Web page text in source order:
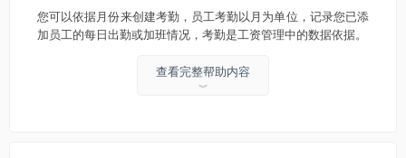
您可以依据月份来创建考勤，员工考勤以月为单位，记录您已添
加员工的每日出勤或加班情况，考勤是工资管理中的数据依据。
查看完整帮助内容
︾